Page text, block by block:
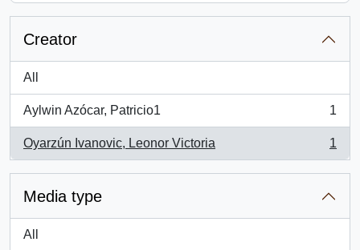
Creator
All
Aylwin Azócar, Patricio1
, 1 results
1
Oyarzún Ivanovic, Leonor Victoria
, 1 results
1
Media type
All